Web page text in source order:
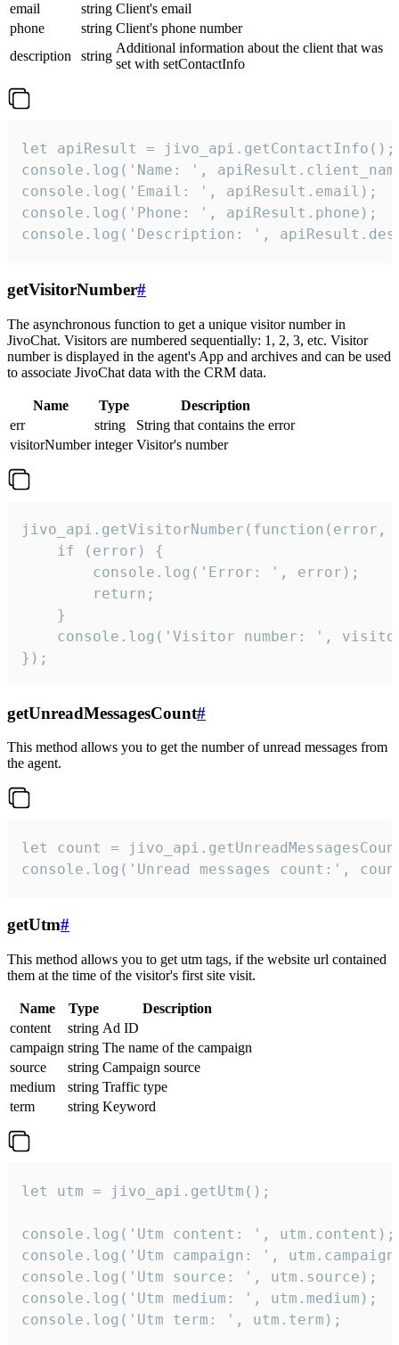
email
string Client's email
phone
string Client's phone number
description
string
Additional information about the client that was
set with setContactInfo
let apiResult = jivo_api.getContactInfo();
console.log('Name: ',
console.log('Email: ', apiResult.email);
console.log('Phone: ', apiResult.phone);
console.log('Description: ',
getVisitorNumber#
The asynchronous function to get a unique visitor number in
JivoChat. Visitors are numbered sequentially: 1, 2, 3, etc. Visitor
number is displayed in the agent's App and archives and can be used
to associate JivoChat data with the CRM data.
Name Type
Description
err
string
String that contains the error
visitorNumber integer Visitor's number
jivo_api.getVisitorNumber(function(error,
    if (error) {
        console.log('Error: ', error);
        return;
    }
console.log('Visitor number: ',
});
getUnreadMessagesCount#
This method allows you to get the number of unread messages from
the agent.
let count =
console.log('Unread messages count:',
getUtm#
This method allows you to get utm tags, if the website url contained
them at the time of the visitor's first site visit.
Name Type
Description
content
string Ad ID
campaign string The name of the campaign
source
string Campaign source
medium
string Traffic type
term
string Keyword
let utm = jivo_api.getUtm();
console.log('Utm content: ', utm.content);
console.log('Utm campaign: ',
console.log('Utm source: ', utm.source);
console.log('Utm medium: ', utm.medium);
console.log('Utm term: ', utm.term);